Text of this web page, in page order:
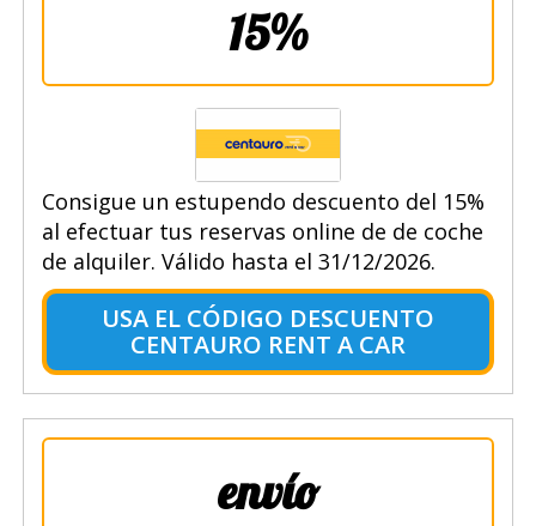
15%
Consigue un estupendo descuento del 15%
al efectuar tus reservas online de de coche
de alquiler. Válido hasta el 31/12/2026.
USA EL CÓDIGO DESCUENTO
CENTAURO RENT A CAR
envío